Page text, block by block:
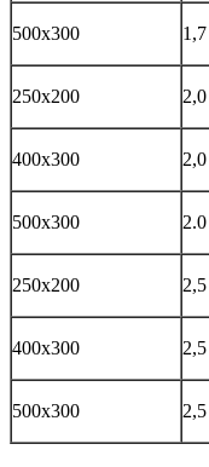
500х300 1,7
250х200 2,0
400х300 2,0
500х300 2.0
250х200 2,5
400х300 2,5
500х300 2,5